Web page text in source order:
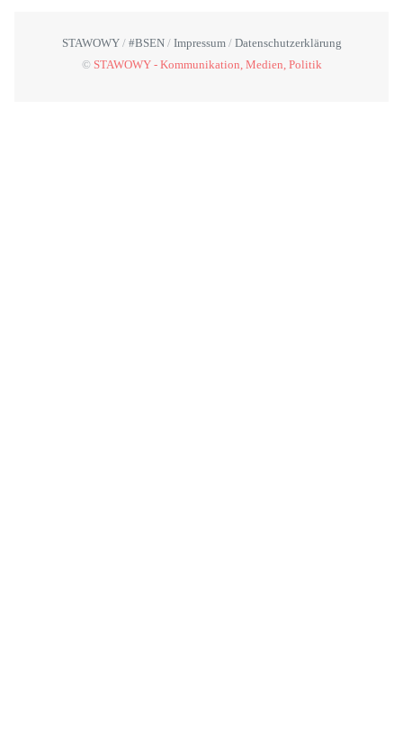
STAWOWY #BSEN Impressum
Datenschutzerklärung
© STAWOWY - Kommunikation, Medien, Politik